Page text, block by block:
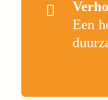
Een